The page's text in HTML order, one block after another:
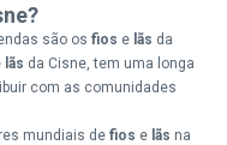
são osfios e lãs da
lãs da Cisne, tem uma longa
com as comunidades
mundiais defios e lãs na